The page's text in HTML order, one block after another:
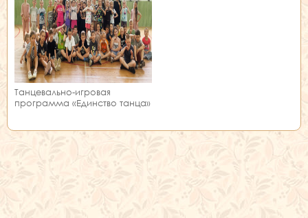
Танцевально-игровая
программа «Единство танца»